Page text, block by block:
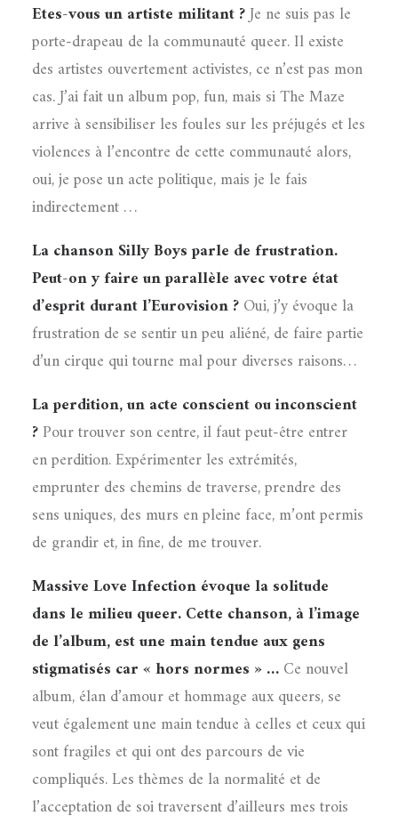
Etes-vous un artiste militant ?Je ne suis pas le
porte-drapeau de la communauté queer. Il existe
des artistes ouvertement activistes, ce n’est pas mon
cas. J’ai fait un album pop, fun, mais si The Maze
arrive à sensibiliser les foules sur les préjugés et les
violences à l’encontre de cette communauté alors,
oui, je pose un acte politique, mais je le fais
indirectement …
La chanson Silly Boys parle de frustration.
Peut-on y faire un parallèle avec votre état
d’esprit durant l’Eurovision ?Oui, j’y évoque la
frustration de se sentir un peu aliéné, de faire partie
d’un cirque qui tourne mal pour diverses raisons…
La perdition, un acte conscient ou inconscient
?Pour trouver son centre, il faut peut-être entrer
en perdition. Expérimenter les extrémités,
emprunter des chemins de traverse, prendre des
sens uniques, des murs en pleine face, m’ont permis
de grandir et, in fine, de me trouver.
Massive Love Infection évoque la solitude
dans le milieu queer. Cette chanson, à l’image
de l’album, est une main tendue aux gens
stigmatisés car « hors normes » …Ce nouvel
album, élan d’amour et hommage aux queers, se
veut également une main tendue à celles et ceux qui
sont fragiles et qui ont des parcours de vie
compliqués. Les thèmes de la normalité et de
l’acceptation de soi traversent d’ailleurs mes trois